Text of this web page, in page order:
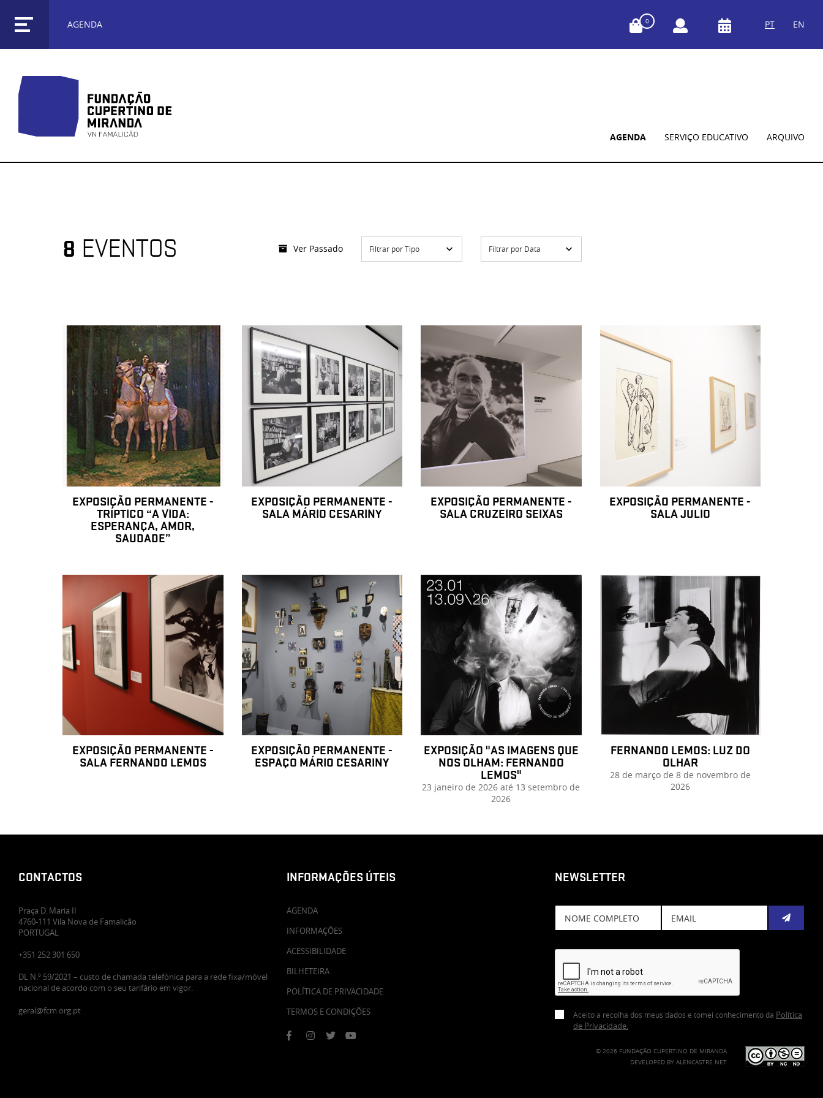
AGENDA PT EN
0
AGENDA SERVIÇO EDUCATIVO ARQUIVO
8 EVENTOS Ver Passado Filtrar por Tipo Filtrar por Data
EXPOSIÇÃO PERMANENTE -
TRÍPTICO “A VIDA:
ESPERANÇA, AMOR,
SAUDADE”
EXPOSIÇÃO PERMANENTE -
SALA MÁRIO CESARINY
EXPOSIÇÃO PERMANENTE -
SALA CRUZEIRO SEIXAS
EXPOSIÇÃO PERMANENTE -
SALA JULIO
EXPOSIÇÃO PERMANENTE -
SALA FERNANDO LEMOS
EXPOSIÇÃO PERMANENTE -
ESPAÇO MÁRIO CESARINY
EXPOSIÇÃO "AS IMAGENS QUE
NOS OLHAM: FERNANDO
LEMOS"
23 janeiro de 2026 até 13 setembro de
2026
FERNANDO LEMOS: LUZ DO
OLHAR
28 de março de 8 de novembro de
2026
CONTACTOS
Praça D. Maria II
4760-111 Vila Nova de Famalicão
PORTUGAL
+351 252 301 650
DL N.º 59/2021 – custo de chamada telefónica para a rede fixa/móvel
nacional de acordo com o seu tarifário em vigor.
geral@fcm.org.pt
INFORMAÇÕES ÚTEIS
AGENDA
INFORMAÇÕES
ACESSIBILIDADE
BILHETEIRA
POLÍTICA DE PRIVACIDADE
TERMOS E CONDIÇÕES
NEWSLETTER
Aceito a recolha dos meus dados e tomei conhecimento da Política
de Privacidade.
© 2026 FUNDAÇÃO CUPERTINO DE MIRANDA
DEVELOPED BY ALENCASTRE.NET